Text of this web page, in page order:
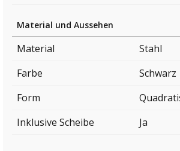
Material und Aussehen
Material
Stahl
Farbe
Schwarz
Form
Inklusive Scheibe
Ja